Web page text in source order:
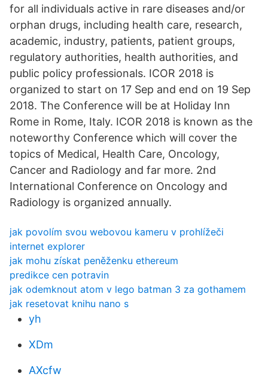
for all individuals active in rare diseases and/or
orphan drugs, including health care, research,
academic, industry, patients, patient groups,
regulatory authorities, health authorities, and
public policy professionals. ICOR 2018 is
organized to start on 17 Sep and end on 19 Sep
2018. The Conference will be at Holiday Inn
Rome in Rome, Italy. ICOR 2018 is known as the
noteworthy Conference which will cover the
topics of Medical, Health Care, Oncology,
Cancer and Radiology and far more. 2nd
International Conference on Oncology and
Radiology is organized annually.
jak povolím svou webovou kameru v prohlížeči
internet explorer
jak mohu získat peněženku ethereum
predikce cen potravin
jak odemknout atom v lego batman 3 za gothamem
jak resetovat knihu nano s
yh
XDm
AXcfw